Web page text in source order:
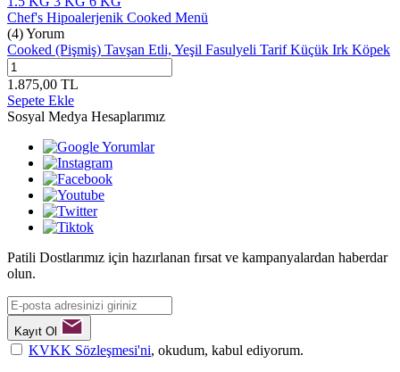
Chef's Hipoalerjenik Cooked Menü
(4) Yorum
Cooked (Pişmiş) Tavşan Etli, Yeşil Fasulyeli Tarif Küçük Irk Köpek
1.875,00 TL
Sepete Ekle
Sosyal Medya Hesaplarımız
Patili Dostlarımız için hazırlanan fırsat ve kampanyalardan haberdar
olun.
Kayıt Ol
KVKK Sözleşmesi'ni, okudum, kabul ediyorum.